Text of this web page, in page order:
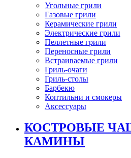
Угольные грили
Газовые грили
Керамические грили
Электрические грили
Пеллетные грили
Переносные грили
Встраиваемые грили
Гриль-очаги
Гриль-столы
Барбекю
Коптильни и смокеры
Аксессуары
КОСТРОВЫЕ
КАМИНЫ